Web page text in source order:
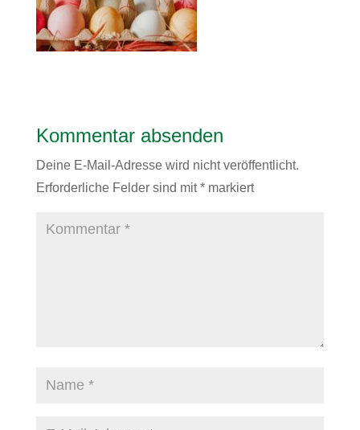
Kommentar absenden
Deine E-Mail-Adresse wird nicht veröffentlicht.
Erforderliche Felder sind mit*markiert